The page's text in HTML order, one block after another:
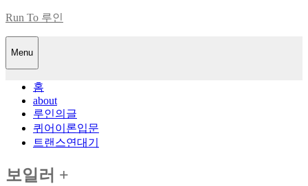
Skip
content
Run To 루인
Menu
홈
about
루인의글
퀴어이론입문
트랜스연대기
보일러 +